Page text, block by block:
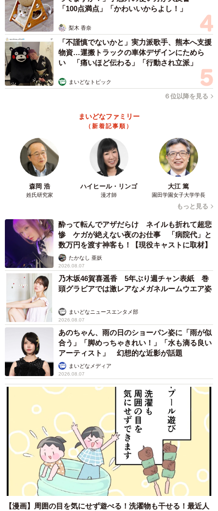
「100点満点」「かわいいからよし！」
梨木 香奈
「不謹慎でないかと」実力派歌手、熊本へ支援
物資…運搬トラックの車体デザインにためら
い 「痛いほど伝わる」「行動され立派」
まいどなトピック
６位以降を見る
まいどなファミリー
（新着記事順）
森岡 浩
姓氏研究家
ハイヒール・リンゴ
漫才師
大江 篤
園田学園女子大学学長
もっと見る
酔って転んでアザだらけ ネイルも折れて超悲
惨 ケガが絶えない夜のお仕事 「病院代」と
数万円を渡す神客も！【現役キャストに取材】
たかなし 亜妖
2026.08.07
乃木坂46賀喜遥香 5年ぶり週チャン表紙 巻
頭グラビアでは激レアなメガネルームウエア姿
まいどなニュースエンタメ部
2026.08.07
あのちゃん、雨の日のショーパン姿に「雨が似
合う」「脚めっちゃきれい！」「水も滴る良い
アーティスト」 幻想的な近影が話題
まいどなメディア
2026.08.07
【漫画】周囲の目を気にせず遊べる！洗濯物も干せる！最近人